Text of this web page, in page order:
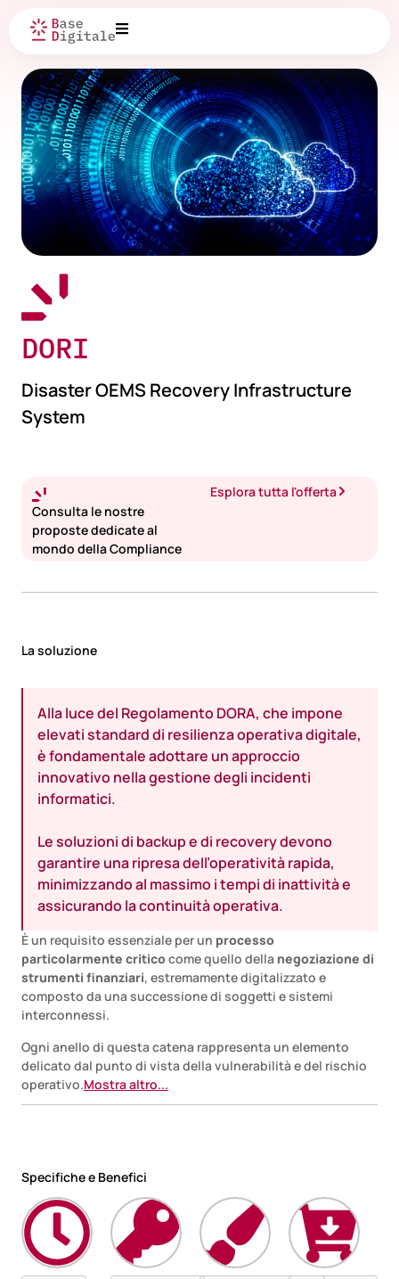
DORI
Disaster OEMS Recovery Infrastructure
System
Consulta le nostre
proposte dedicate al
mondo della Compliance ​
Esplora tutta l'offerta
La soluzione
Alla luce del Regolamento DORA, che impone
elevati standard di resilienza operativa digitale,
è fondamentale adottare un approccio
innovativo nella gestione degli incidenti
informatici.
Le soluzioni di backup e di recovery devono
garantire una ripresa dell’operatività rapida,
minimizzando al massimo i tempi di inattività e
assicurando la continuità operativa.
È un requisito essenziale per un processo
particolarmente criticocome quello della negoziazione di
strumenti finanziari, estremamente digitalizzato e
composto da una successione di soggetti e sistemi
interconnessi.
Ogni anello di questa catena rappresenta un elemento
delicato dal punto di vista della vulnerabilità e del rischio
operativo.Mostra altro...
Specifiche e Benefici